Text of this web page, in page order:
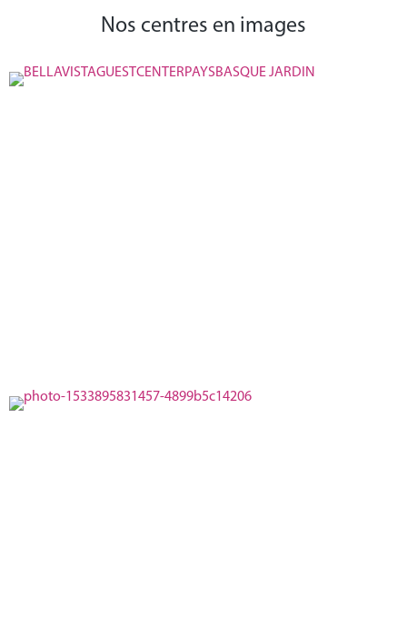
Nos centres en images